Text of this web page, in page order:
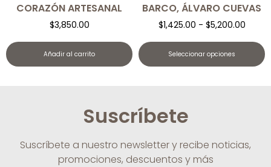
CORAZÓN ARTESANAL
$3,850.00
Añadir al carrito
BARCO, ÁLVARO CUEVAS
$1,425.00 - $5,200.00
Seleccionar opciones
Suscríbete
Suscríbete a nuestro newsletter y recibe noticias,
promociones, descuentos y más